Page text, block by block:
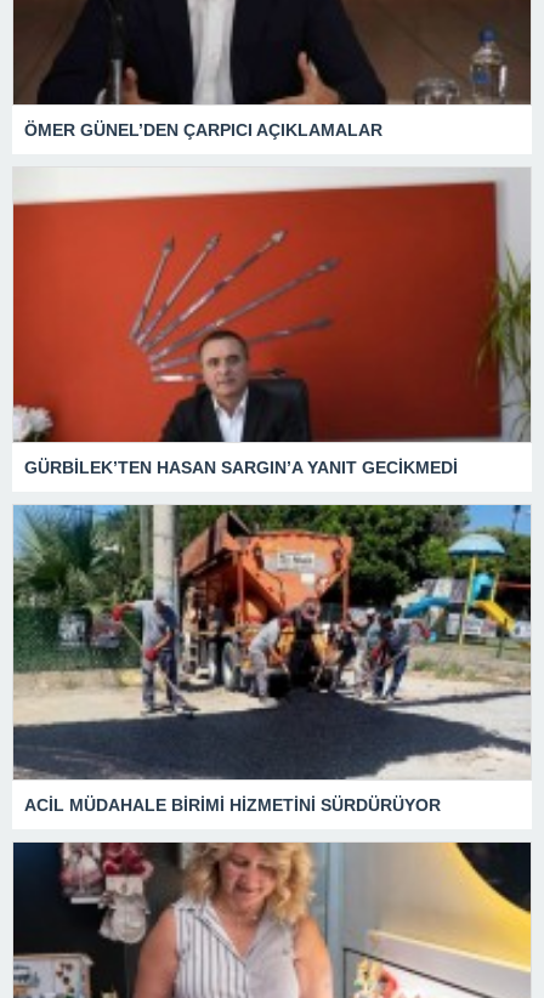
ÖMER GÜNEL’DEN ÇARPICI AÇIKLAMALAR
GÜRBİLEK’TEN HASAN SARGIN’A YANIT GECİKMEDİ
ACİL MÜDAHALE BİRİMİ HİZMETİNİ SÜRDÜRÜYOR